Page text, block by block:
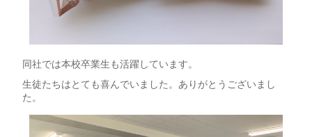
同社では本校卒業生も活躍しています。
生徒たちはとても喜んでいました。ありがとうございまし
た。